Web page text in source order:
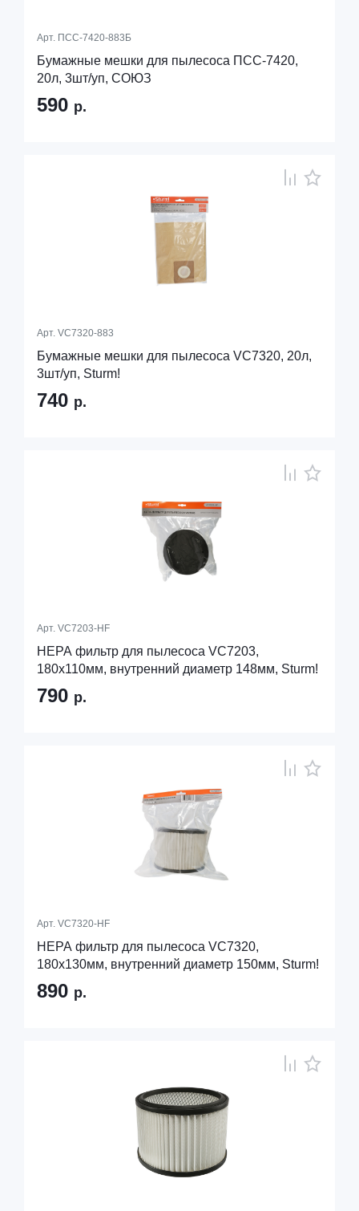
Арт. ПСС-7420-883Б
Бумажные мешки для пылесоса ПСС-7420,
20л, 3шт/уп, СОЮЗ
590 р.
Арт. VC7320-883
Бумажные мешки для пылесоса VC7320, 20л,
3шт/уп, Sturm!
740 р.
Арт. VC7203-HF
HEPA фильтр для пылесоса VC7203,
180х110мм, внутренний диаметр 148мм, Sturm!
790 р.
Арт. VC7320-HF
HEPA фильтр для пылесоса VC7320,
180х130мм, внутренний диаметр 150мм, Sturm!
890 р.